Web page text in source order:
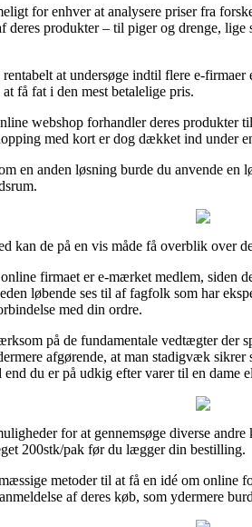
for enhver at analysere priser fra
deres produkter – til piger og drenge,
at undersøge indtil flere e-
få fat i den mest betalelige pris.
webshop forhandler deres
med kort er dog dækket ind under
en anden løsning burde du anvende
kan de på en vis måde få overblik over
firmaet er e-mærket medlem, siden
løbende ses til af fagfolk som har
med din ordre.
på de fundamentale vedtægter
afgørende, at man stadigvæk
du er på udkig efter varer til en dame
for at gennemsøge diverse
200stk/pak før du lægger din bestilling.
metoder til at få en idé om online
af deres køb, som ydermere